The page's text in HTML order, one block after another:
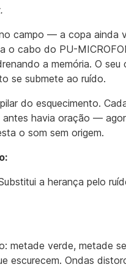
campo — a copa ainda
o cabo do PU-
a memória. O seu
se submete ao ruído.
do esquecimento.
havia oração —
o som sem origem.
a herança pelo
metade verde, metade
escurecem. Ondas